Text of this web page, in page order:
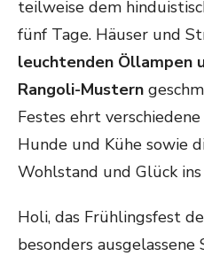
teilweise dem
fünf Tage. Häuser und
leuchtenden Öllampen
Rangoli-Mustern
Festes ehrt
Hunde und Kühe sowie
Wohlstand und Glück
Holi, das Frühlingsfest
besonders